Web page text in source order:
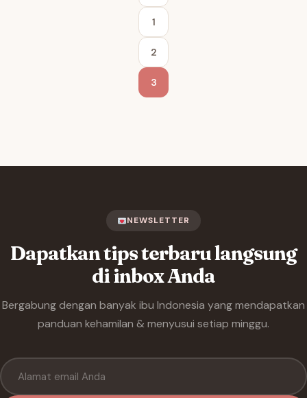
pagination
1
2
3
NEWSLETTER
Dapatkan tips terbaru langsung
di inbox Anda
Bergabung dengan banyak ibu Indonesia yang mendapatkan
panduan kehamilan & menyusui setiap minggu.